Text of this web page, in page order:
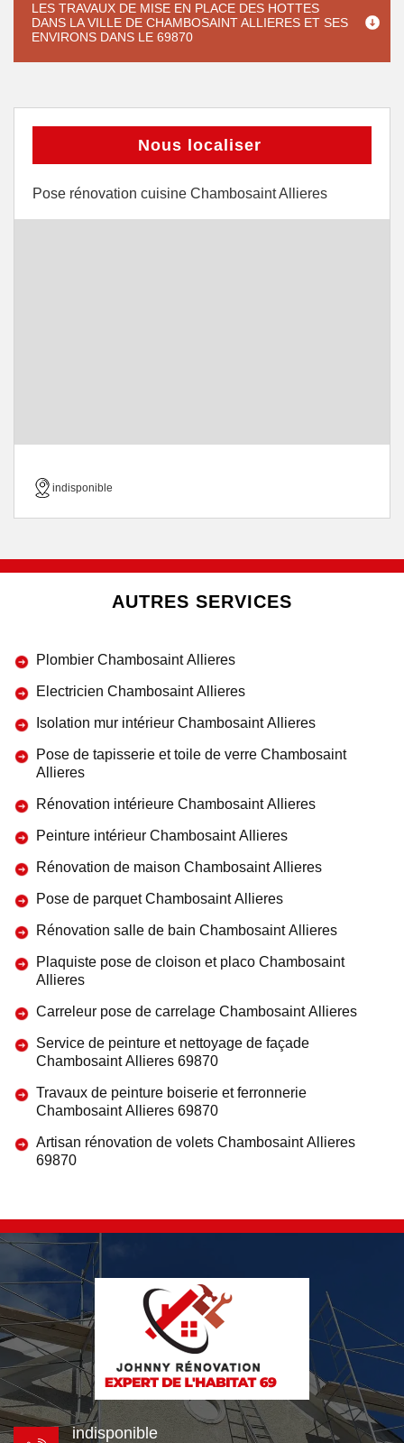
LES TRAVAUX DE MISE EN PLACE DES HOTTES
DANS LA VILLE DE CHAMBOSAINT ALLIERES ET SES
ENVIRONS DANS LE 69870
Nous localiser
Pose rénovation cuisine Chambosaint Allieres
indisponible
AUTRES SERVICES
Plombier Chambosaint Allieres
Electricien Chambosaint Allieres
Isolation mur intérieur Chambosaint Allieres
Pose de tapisserie et toile de verre Chambosaint
Allieres
Rénovation intérieure Chambosaint Allieres
Peinture intérieur Chambosaint Allieres
Rénovation de maison Chambosaint Allieres
Pose de parquet Chambosaint Allieres
Rénovation salle de bain Chambosaint Allieres
Plaquiste pose de cloison et placo Chambosaint
Allieres
Carreleur pose de carrelage Chambosaint Allieres
Service de peinture et nettoyage de façade
Chambosaint Allieres 69870
Travaux de peinture boiserie et ferronnerie
Chambosaint Allieres 69870
Artisan rénovation de volets Chambosaint Allieres
69870
indisponible